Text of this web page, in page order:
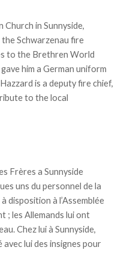
in Sunnyside,
Schwarzenau fire
to the Brethren World
him a German uniform
is a deputy fire chief,
to the local
Frères a Sunnyside
uns du personnel de la
disposition à l’Assemblée
; les Allemands lui ont
Chez lui à Sunnyside,
avec lui des insignes pour